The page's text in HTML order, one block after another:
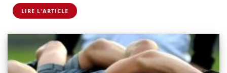
LIRE L'ARTICLE